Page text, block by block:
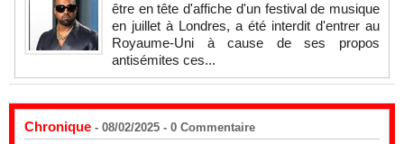
être en tête d'affiche d'un festival de musique
en juillet à Londres, a été interdit d'entrer au
Royaume-Uni à cause de ses propos
antisémites ces...
Chronique - 08/02/2025 - 0 Commentaire